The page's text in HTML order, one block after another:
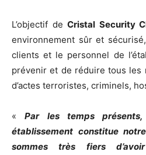
L’objectif de Cristal Security
environnement sûr et
clients et le personnel de
prévenir et de réduire tous les
d’actes terroristes, criminels,
«Par les temps
établissement constitue
sommes très fiers